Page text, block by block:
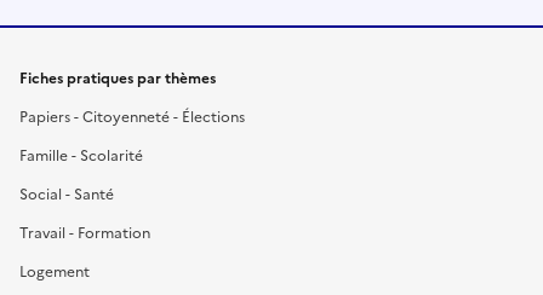
Fiches pratiques par thèmes
Papiers - Citoyenneté - Élections
Famille - Scolarité
Social - Santé
Travail - Formation
Logement